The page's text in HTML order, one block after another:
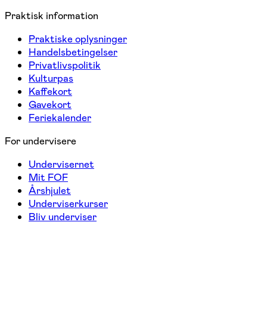
Praktisk information
Praktiske oplysninger
Handelsbetingelser
Privatlivspolitik
Kulturpas
Kaffekort
Gavekort
Feriekalender
For undervisere
Undervisernet
Mit FOF
Årshjulet
Underviserkurser
Bliv underviser